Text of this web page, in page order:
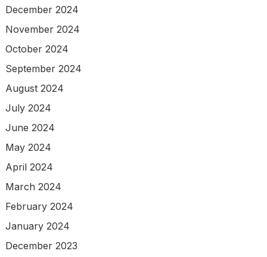
December 2024
November 2024
October 2024
September 2024
August 2024
July 2024
June 2024
May 2024
April 2024
March 2024
February 2024
January 2024
December 2023